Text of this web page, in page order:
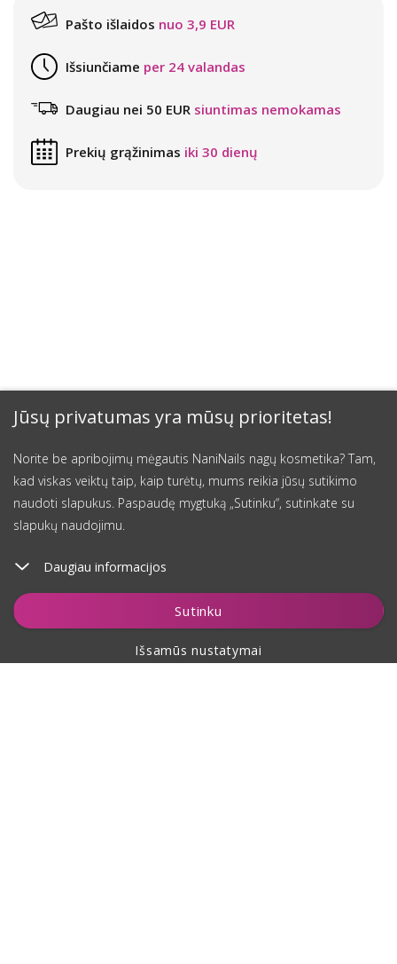
Jūsų privatumas yra mūsų prioritetas!
Norite be apribojimų mėgautis NaniNails nagų kosmetika? Tam,
kad viskas veiktų taip, kaip turėtų, mums reikia jūsų sutikimo
naudoti slapukus. Paspaudę mygtuką „Sutinku“, sutinkate su
slapukų naudojimu.
Daugiau informacijos
Sutinku
Išsamūs nustatymai
Stebėti
Pašto išlaidos nuo 3,9 EUR
Išsiunčiame per 24 valandas
Daugiau nei 50 EUR siuntimas nemokamas
Prekių grąžinimas iki 30 dienų